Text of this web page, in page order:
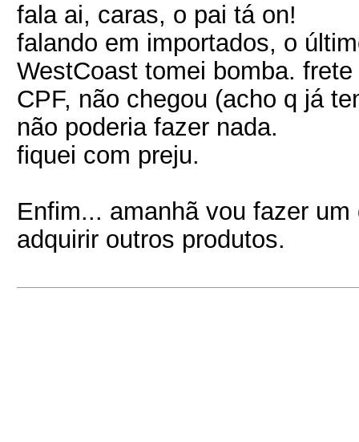
fala ai, caras, o pai tá on!
falando em importados, o
WestCoast tomei bomba.
CPF, não chegou (acho q já
não poderia fazer nada.
fiquei com preju.
Enfim... amanhã vou fazer
adquirir outros produtos.